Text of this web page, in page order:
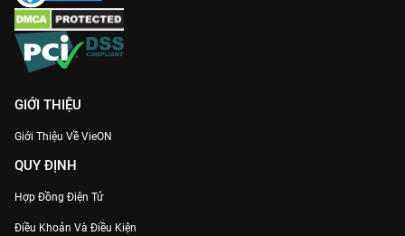
GIỚI THIỆU
Giới Thiệu Về VieON
QUY ĐỊNH
Hợp Đồng Điện Tử
Điều Khoản Và Điều Kiện